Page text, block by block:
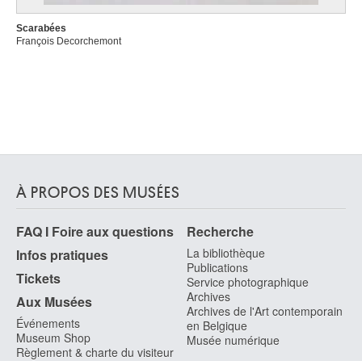
Scarabées
François Decorchemont
À PROPOS DES MUSÉES
FAQ I Foire aux questions
Infos pratiques
Tickets
Aux Musées
Événements
Museum Shop
Règlement & charte du visiteur
Recherche
La bibliothèque
Publications
Service photographique
Archives
Archives de l'Art contemporain
en Belgique
Musée numérique